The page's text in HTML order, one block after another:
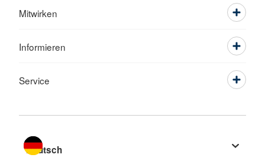
Mitwirken
Informieren
Service
Sprache wechseln zu